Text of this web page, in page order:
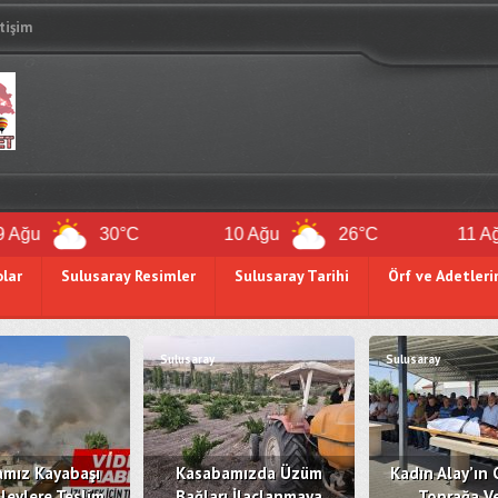
30°C 26°C
Sulusaray Resimler Sulusaray Tarihi Örf ve
Kayabaşı
Sulusaray
Kasabamızda Üzüm
Sulusaray
Kadın Alay’ın